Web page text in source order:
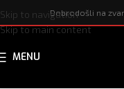
Skip to navigation
Skip to main content
Dobrodošli na
MENU